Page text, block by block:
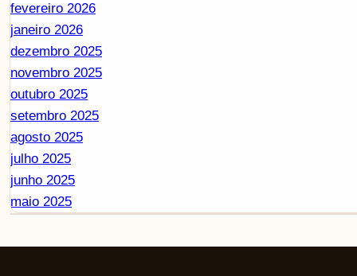
fevereiro 2026
janeiro 2026
dezembro 2025
novembro 2025
outubro 2025
setembro 2025
agosto 2025
julho 2025
junho 2025
maio 2025